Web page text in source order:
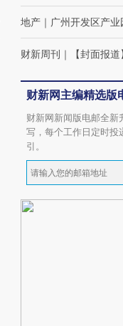
地产 ｜ 广州开发区产业
财新周刊 ｜ 【封面报
财新网主编精选版
财新网新闻版电邮全新
写，每个工作日定时投
引。